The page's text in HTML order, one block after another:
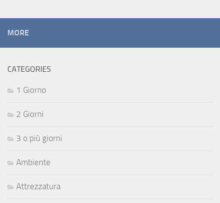
MORE
CATEGORIES
1 Giorno
2 Giorni
3 o più giorni
Ambiente
Attrezzatura